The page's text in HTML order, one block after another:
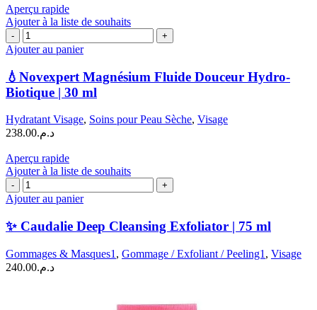
ml
initial
était :
est :
د.م.147.00.
Aperçu rapide
Ajouter à la liste de souhaits
quantité
de
Novexpert
Magnésium
Fluide
Hydro-
Biotique
30
ml
Ajouter au panier
💧Novexpert Magnésium Fluide Douceur Hydro-
Biotique | 30 ml
Hydratant Visage, Soins pour Peau Sèche, Visage
د.م.238.00
Aperçu rapide
Ajouter à la liste de souhaits
quantité
de
Caudalie
Deep
Exfoliator
|
Ajouter au panier
✨ Caudalie Deep Cleansing Exfoliator | 75 ml
Gommages & Masques1 , Gommage / Exfoliant / Peeling1 , Visage
د.م.240.00